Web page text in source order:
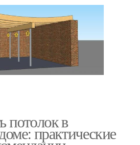
потолок в
практические